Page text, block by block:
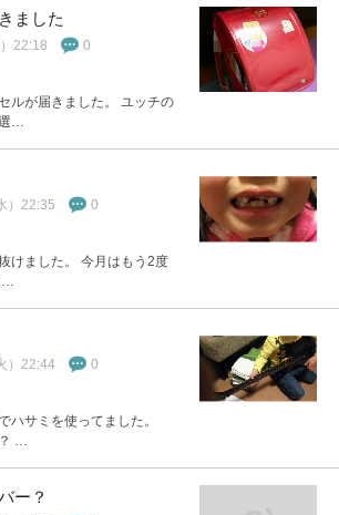
ました
）22:18 0
ルが届きました。 ユッチの
…
）22:35 0
けました。 今月はもう2度
…
）22:44 0
ハサミを使ってました。
…
ー？